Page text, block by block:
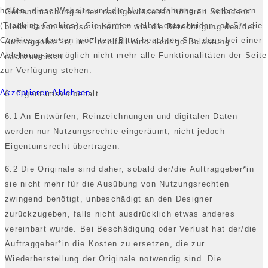
Geltendmachung eines nachgewiesenen höheren Schadens
bleibt davon ebenso unberührt wie die Berechtigung des/der
Auftraggeber*in, im Einzelfall eine niedrige Belastung
nachzuweisen.
6. Eigentumsvorbehalt
6.1 An Entwürfen, Reinzeichnungen und digitalen Daten
werden nur Nutzungsrechte eingeräumt, nicht jedoch
Eigentumsrecht übertragen.
6.2 Die Originale sind daher, sobald der/die Auftraggeber*in
sie nicht mehr für die Ausübung von Nutzungsrechten
zwingend benötigt, unbeschädigt an den Designer
zurückzugeben, falls nicht ausdrücklich etwas anderes
vereinbart wurde. Bei Beschädigung oder Verlust hat der/die
Auftraggeber*in die Kosten zu ersetzen, die zur
Wiederherstellung der Originale notwendig sind. Die
helfen, diese Website und die Nutzererfahrung zu verbessern
(Tracking Cookies). Sie können selbst entscheiden, ob Sie die
Cookies zulassen möchten. Bitte beachten Sie, dass bei einer
Ablehnung womöglich nicht mehr alle Funktionalitäten der Seite
zur Verfügung stehen.
Akzeptieren Ablehnen